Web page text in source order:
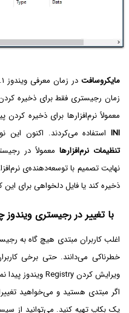
مایکروسافت
زمان رجیستری فقط برای ذخیره
معمولاً نرم‌افزارها برای ذخیره
INI استفاده می‌کردند. اکنون این
تنظیمات نرم‌افزارها معمولاً در
نهایت تصمیم با توسعه‌دهنده‌ی
ذخیره کند یا فایل دلخواهی برای این
با تغییر در رجیستری
اغلب کاربران مبتدی هیچ گاه به
خطرناکی می‌دانند. حتی برخی
ویرایش کردن Registry ویندوز پیدا نمی‌کنند.
اگر مبتدی هستید و می‌خواهید
یک بکاپ تهیه کنید. می‌توانید از